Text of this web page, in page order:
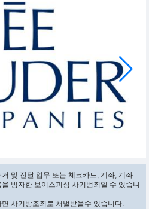
및 전달 업무 또는 체크카드, 계좌, 계좌
빙자한 보이스피싱 사기범죄일 수 있습니
사기방조죄로 처벌받을수 있습니다.